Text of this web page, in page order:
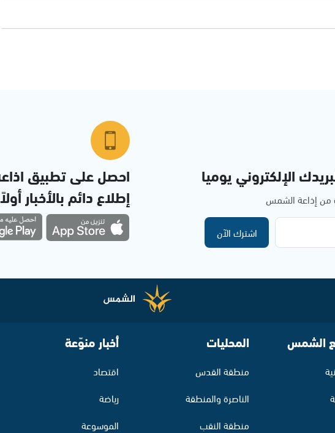
الإلكتروني يوميا
من إذاعة الشمس
اشترك الآن
احصل على تطبيق
إطلاع دائم بالأخبار
الشمس المحليات
منطقة القدس
الناصرة والمنطقة
منطقة النقب
أخبار منوّعة
اقتصاد
رياضة
الموسوعة